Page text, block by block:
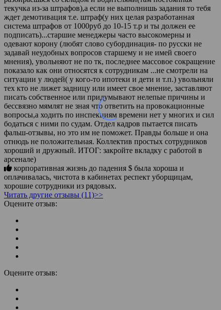
текучка из-за штрафов),а если не выполнишь задания то тебя
ждет демотивация т.е. штраф(у них целая разработанная
система штрафов от 1000руб до 10-15 т.р и ты должен ее
подписать)...старшие менеджеры часто высокомерны и
одевают корону (любят слово субординация- по русски не
задавай неудобных вопросов старшему и не имей своего
мнения), увольняют не по тк, последнее массовое сокращение
показало как они относятся к сотрудникам ...не смотрели на
ситуации у людей( у кого-то ипотеки и дети и т.п.) увольняли
тех кто не лижет задницу или имеет свое мнение, заставляют
писать собственное или придумывают нелепые причины и
бессвязно мямлят не зная что ответить на провокационные
вопросы,а ходить по инспекциям времени нет у многих и сил
бодаться с ними по судам. Отдел кадров пытается писать
фальш-отзывы, но это им не поможет. Правды больше и она
отнюдь не положительная. Коллектив простых сотрудников
хороший и дружный. ИТОГ: закройте вкладку с работой в
арсенале)
оплачивалась, чистота в кабинетах респект уборщицам,
хорошие сотрудники из рядовых.
Читать другие отзывы (11)>>
Оцените отзыв:
Оцените отзыв: